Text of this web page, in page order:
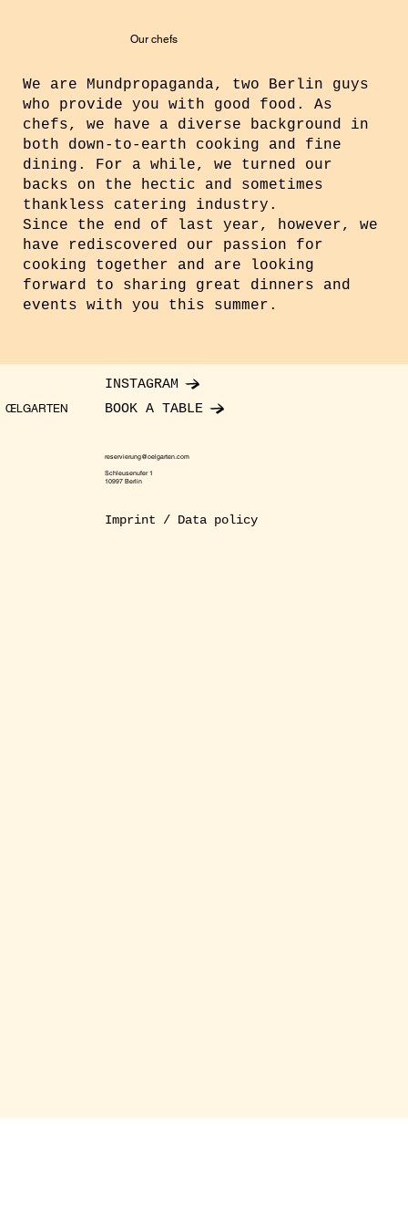
Our chefs
We are Mundpropaganda, two Berlin guys
who provide you with good food. As
chefs, we have a diverse background in
both down-to-earth cooking and fine
dining. For a while, we turned our
backs on the hectic and sometimes
thankless catering industry.
Since the end of last year, however, we
have rediscovered our passion for
cooking together and are looking
forward to sharing great dinners and
events with you this summer.
ŒLGARTEN
INSTAGRAM
BOOK A TABLE
reservierung@oelgarten.com
Schleusenufer 1
10997 Berlin
Imprint / Data policy